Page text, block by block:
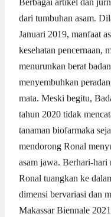
Berbagai artikel dan
dari tumbuhan asam.
Januari 2019, manfaat
kesehatan pencernaan,
menurunkan berat
menyembuhkan
mata. Meski begitu,
tahun 2020 tidak
tanaman biofarmaka
mendorong Ronal
asam jawa. Berhari-hari
Ronal tuangkan ke
dimensi bervariasi dan
Makassar Biennale